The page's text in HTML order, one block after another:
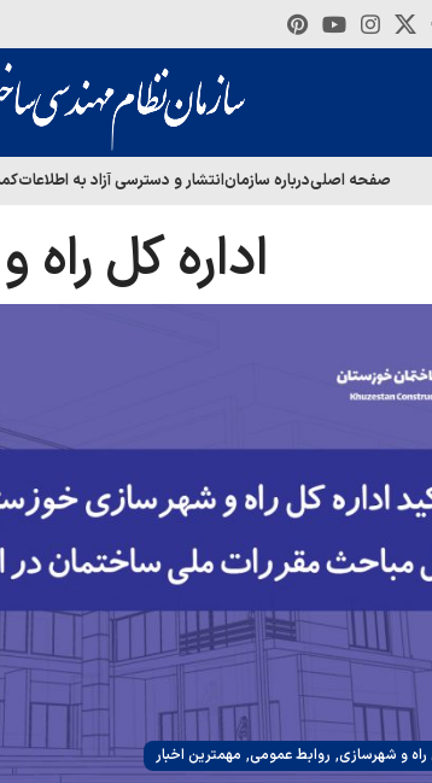
صفحه اصلیدرباره سازمانانتشار و دسترسی آزاد به اطلاعات
اداره کل
راه و شهرسازی, روابط عمومی, مهمترین اخبار